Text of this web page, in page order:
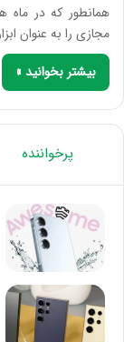
همانطور که در
مجازی را به عنوان
بیشتر بخوانید »
پرخواننده